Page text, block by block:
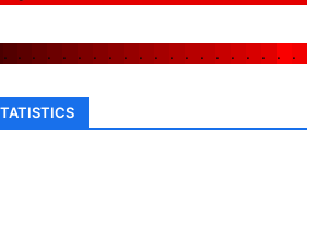
. . . . . . . . . . . . . . . . . . . .